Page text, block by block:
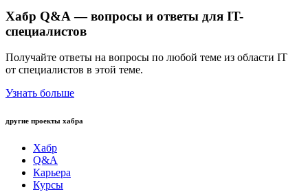
Хабр Q&A — вопросы и ответы для IT-
специалистов
Получайте ответы на вопросы по любой теме из области IT
от специалистов в этой теме.
Узнать больше
другие проекты хабра
Хабр
Q&A
Карьера
Курсы